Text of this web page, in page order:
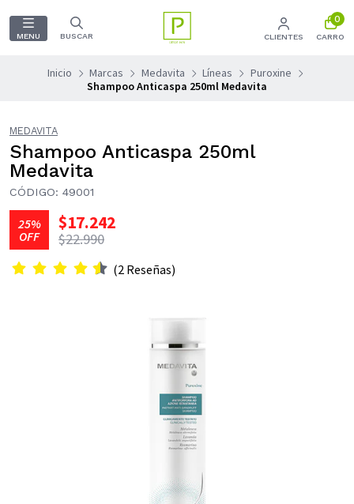
MENU BUSCAR CLIENTES
0
CARRO
Inicio Marcas Medavita Líneas
Puroxine
Shampoo Anticaspa 250ml Medavita
MEDAVITA
Shampoo Anticaspa 250ml
Medavita
CÓDIGO: 49001
25%
OFF
$17.242
$22.990
(2 Reseñas)